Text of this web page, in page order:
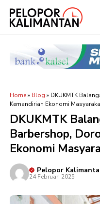
Home» Blog » DKUKMTK
Kemandirian Ekonomi
DKUKMTK
Barbershop,
Ekonomi
Pelopor
24 Februari 2025